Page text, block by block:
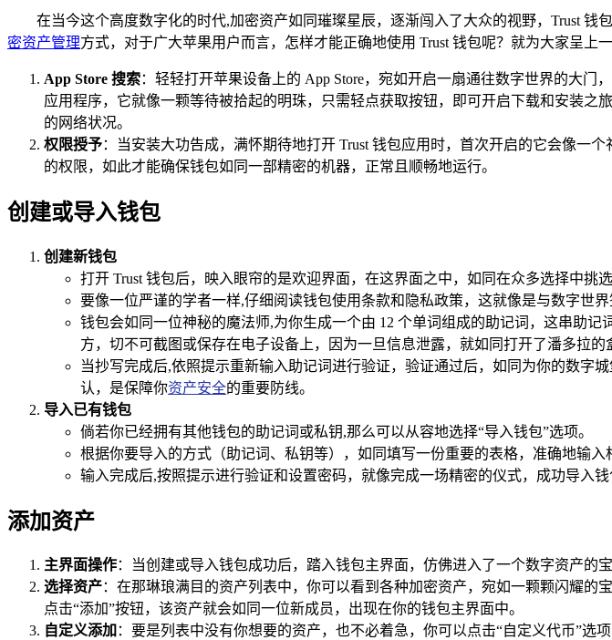
在当今这个高度数字化的时代,加密资产如同璀璨星辰，逐渐闯入了大众的视野，Trust
密资产管理方式，对于广大苹果用户而言，怎样才能正确地使用 Trust 钱包呢？就为大家呈上
App Store 搜索：轻轻打开苹果设备上的 App Store，宛如开启一扇通往数字世界的大门
应用程序，它就像一颗等待被拾起的明珠，只需轻点获取按钮，即可开启下载和安装
的网络状况。
权限授予：当安装大功告成，满怀期待地打开 Trust 钱包应用时，首次开启的它会像一
的权限，如此才能确保钱包如同一部精密的机器，正常且顺畅地运行。
创建或导入钱包
创建新钱包
打开 Trust 钱包后，映入眼帘的是欢迎界面，在这界面之中，如同在众多选择中挑
要像一位严谨的学者一样,仔细阅读钱包使用条款和隐私政策，这就像是与数字世
钱包会如同一位神秘的魔法师,为你生成一个由 12 个单词组成的助记词，这串助
方，切不可截图或保存在电子设备上，因为一旦信息泄露，就如同打开了潘多拉的
当抄写完成后,依照提示重新输入助记词进行验证，验证通过后，如同为你的数字
认，是保障你资产安全的重要防线。
导入已有钱包
倘若你已经拥有其他钱包的助记词或私钥,那么可以从容地选择“导入钱包”选项。
根据你要导入的方式（助记词、私钥等），如同填写一份重要的表格，准确地输入
输入完成后,按照提示进行验证和设置密码，就像完成一场精密的仪式，成功导入钱
添加资产
主界面操作：当创建或导入钱包成功后，踏入钱包主界面，仿佛进入了一个数字资产的
选择资产：在那琳琅满目的资产列表中，你可以看到各种加密资产，宛如一颗颗闪耀的
点击“添加”按钮，该资产就会如同一位新成员，出现在你的钱包主界面中。
自定义添加 ：要是列表中没有你想要的资产，也不必着急，你可以点击“自定义代币”